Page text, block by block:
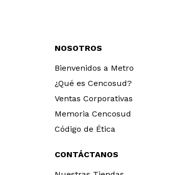
NOSOTROS
Bienvenidos a Metro
¿Qué es Cencosud?
Ventas Corporativas
Memoria Cencosud
Código de Ética
CONTÁCTANOS